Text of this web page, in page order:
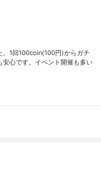
。1回100coin(100円)からガチ
安心です。イベント開催も多い